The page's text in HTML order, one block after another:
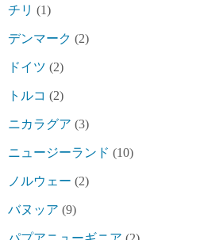
チリ (1)
デンマーク (2)
ドイツ (2)
トルコ (2)
ニカラグア (3)
ニュージーランド (10)
ノルウェー (2)
バヌッア (9)